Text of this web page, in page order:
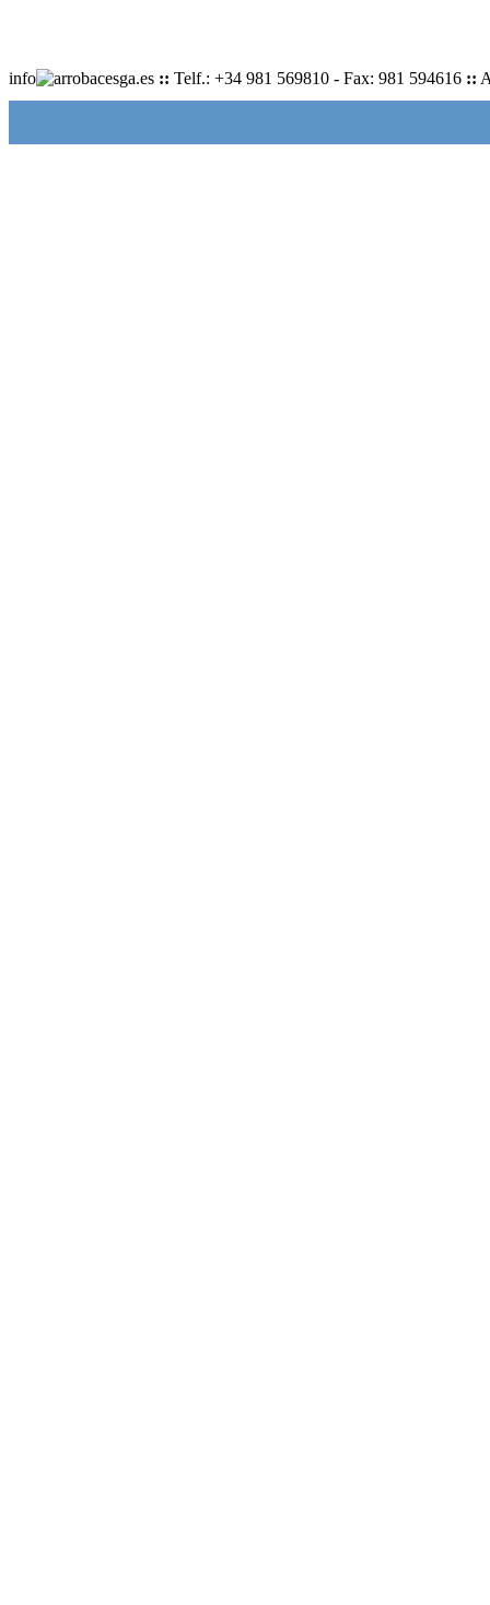
info cesga.es :: Telf.: +34 981 569810 - Fax: 981 594616 ::